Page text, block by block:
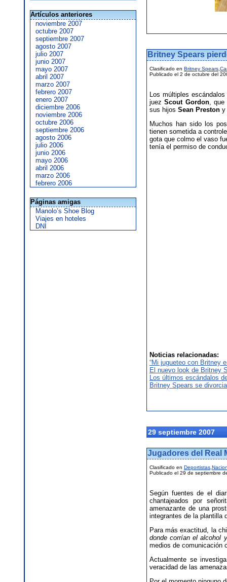
Artículos anteriores
noviembre 2007
octubre 2007
septiembre 2007
agosto 2007
julio 2007
junio 2007
mayo 2007
abril 2007
marzo 2007
febrero 2007
enero 2007
diciembre 2006
noviembre 2006
octubre 2006
septiembre 2006
agosto 2006
julio 2006
junio 2006
mayo 2006
abril 2006
marzo 2006
febrero 2006
Páginas amigas
Manolo’s Shoe Blog
Viajes en hoteles
DNI
Britney Spears
Clasificado en Britney Spears
Publicado el 2 de octubre del
Los múltiples
juezScout Gordon, que
sus hijos Sean Preston y
Muchos han sido los
tienen sometida a
gota que colmo el vaso
tenía el permiso de
Noticias relacionadas:
“Mi jugueteo con Britney
El nuevo look de Britney
Los últimos escándalos
Britney Spears se
29 septiembre 2007
Jugadores del Real
Clasificado en Deportistas
Publicado el 29 de septiembre
Según fuentes de el
chantajeados por
amenazante de una
integrantes de la plantilla
Para más exactitud, la
donde corrían el alcohol
medios de comunicación
Actualmente se
veracidad de las